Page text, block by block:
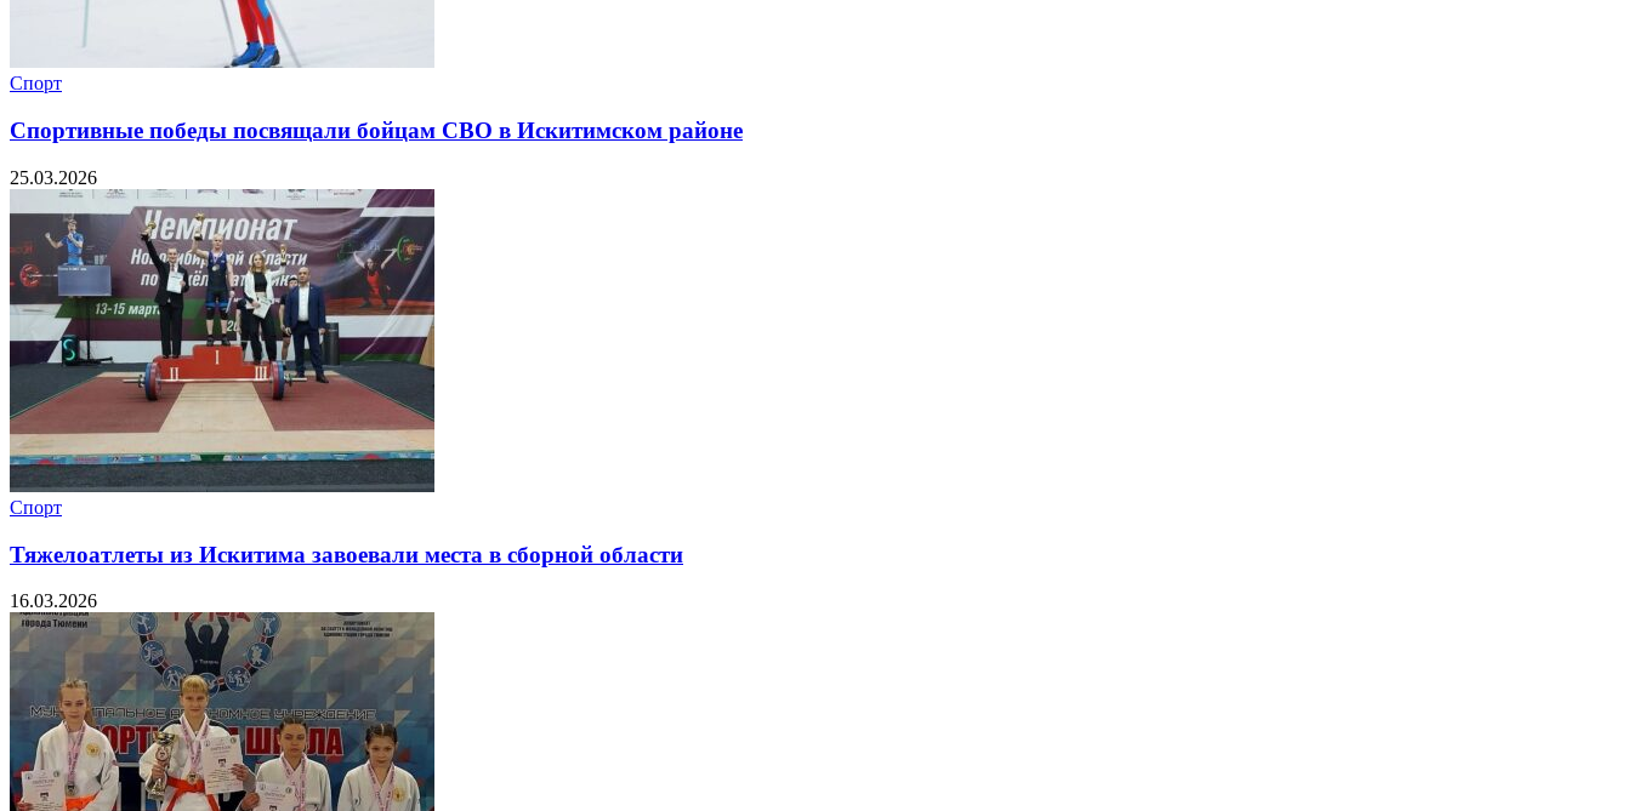
Спорт
Спортивные победы посвящали бойцам СВО в Искитимском районе
25.03.2026
Спорт
Тяжелоатлеты из Искитима завоевали места в сборной области
16.03.2026